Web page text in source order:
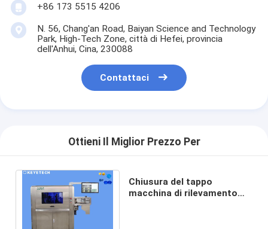
+86 173 5515 4206
N. 56, Chang'an Road, Baiyan Science and Technology
Park, High-Tech Zone, città di Hefei, provincia
dell'Anhui, Cina, 230088
Contattaci
Ottieni Il Miglior Prezzo Per
Chiusura del tappo
macchina di rilevamento